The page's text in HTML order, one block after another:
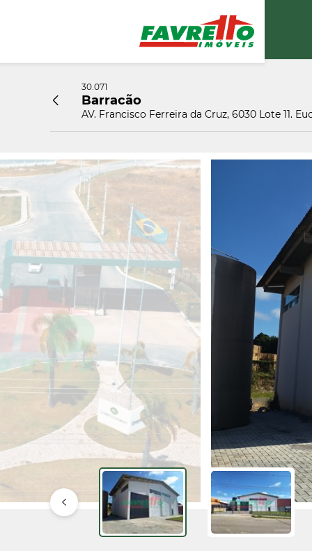
30.071
Barracão
AV. Francisco Ferreira da Cruz, 6030 Lote 11.